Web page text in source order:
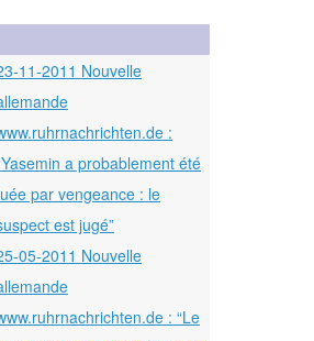
11-2011 Nouvelle
:
a probablement été
par vengeance : le
est jugé”
05-2011 Nouvelle
: “Le